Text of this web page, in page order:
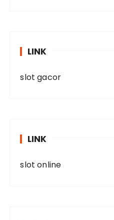
LINK
slot gacor
LINK
slot online